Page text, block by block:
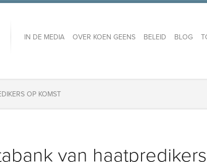
IN DE MEDIA OVER KOEN GEENS BELEID BLOG
OP KOMST
van